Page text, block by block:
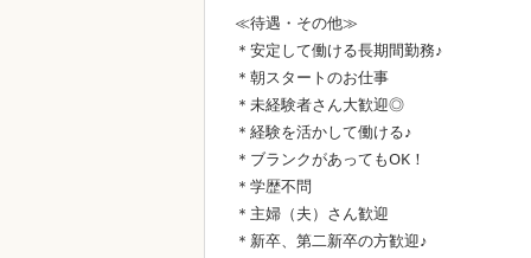
≪待遇・その他≫
＊安定して働ける長期間勤務♪
＊朝スタートのお仕事
＊未経験者さん大歓迎◎
＊経験を活かして働ける♪
＊ブランクがあってもOK！
＊学歴不問
＊主婦（夫）さん歓迎
＊新卒、第二新卒の方歓迎♪